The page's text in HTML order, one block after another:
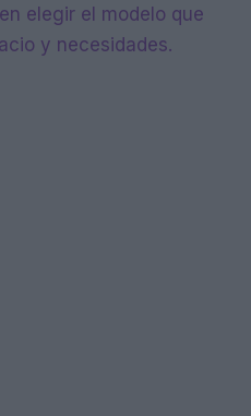
elegir el modelo que
y necesidades.